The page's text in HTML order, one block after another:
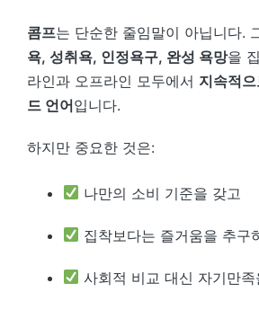
콤프는 단순한 줄임말이 아닙니다.
욕, 성취욕, 인정욕구, 완성 욕망을
라인과 오프라인 모두에서 지속적
드 언어입니다.
하지만 중요한 것은:
나만의 소비 기준을 갖고
집착보다는 즐거움을 추구
사회적 비교 대신 자기만